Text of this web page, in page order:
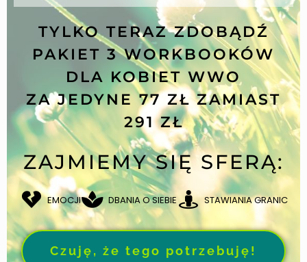
TYLKO TERAZ ZDOBĄDŹ
PAKIET 3 WORKBOOKÓW
DLA KOBIET WWO
ZA JEDYNE 77 ZŁ ZAMIAST
291 ZŁ
ZAJMIEMY SIĘ SFERĄ:
EMOCJI DBANIA O SIEBIE STAWIANIA GRANIC
Czuję, że tego potrzebuję!